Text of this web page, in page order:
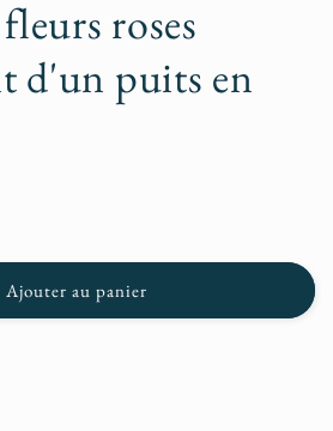
roses
d'un puits en
Ajouter au panier